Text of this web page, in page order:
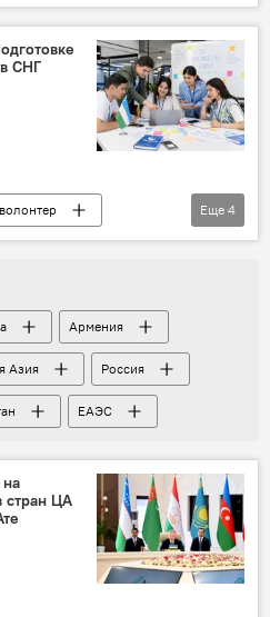
министр
Заседание Евразийского межправительственного совета
Россия
СНГ
волонтер
Узбекистанцы
Еще 4
Армения
Азия Россия
ЕАЭС
стран ЦА